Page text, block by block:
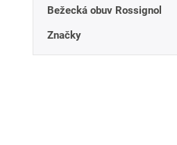
Bežecká obuv Rossignol
Značky